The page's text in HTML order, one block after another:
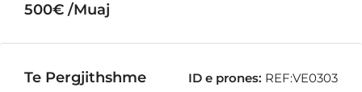
500€ /Muaj
Te Pergjithshme ID e prones: REF:VE0303